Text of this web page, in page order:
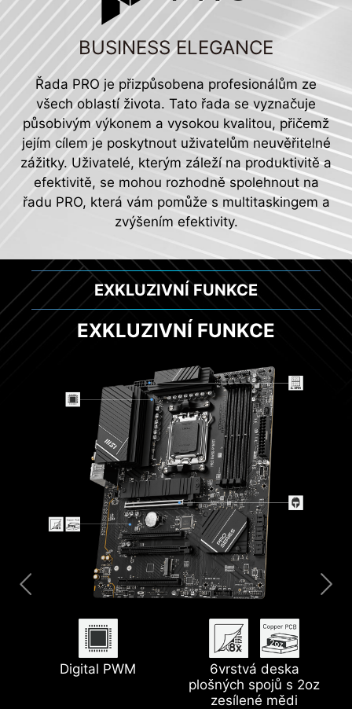
BUSINESS ELEGANCE
Řada PRO je přizpůsobena profesionálům ze
všech oblastí života. Tato řada se vyznačuje
působivým výkonem a vysokou kvalitou, přičemž
jejím cílem je poskytnout uživatelům neuvěřitelné
zážitky. Uživatelé, kterým záleží na produktivitě a
efektivitě, se mohou rozhodně spolehnout na
řadu PRO, která vám pomůže s multitaskingem a
zvýšením efektivity.
EXKLUZIVNÍ FUNKCE
EXKLUZIVNÍ FUNKCE
Digital PWM
6vrstvá deska
plošných spojů s 2oz
zesílené mědi
Řešení 2.5G sítě Lightning USB 20G
Rozšířený chladič M.2 Shield Frozr